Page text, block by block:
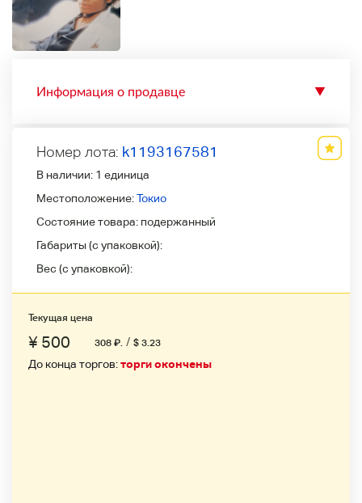
Информация о продавце ▼
Номер лота: k1193167581
В наличии: 1 единица
Местоположение:Токио
Состояние товара: подержанный
Габариты (с упаковкой):
Вес (с упаковкой):
Текущая цена
¥ 500 308 ₽. / $ 3.23
До конца торгов:торги окончены